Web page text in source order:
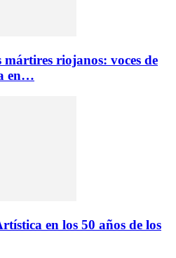
mártires riojanos: voces de
en…
en los 50 años de los